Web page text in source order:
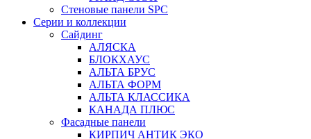
Стеновые панели SPC
Серии и коллекции
Сайдинг
АЛЯСКА
БЛОКХАУС
АЛЬТА БРУС
АЛЬТА ФОРМ
АЛЬТА КЛАССИКА
КАНАДА ПЛЮС
Фасадные панели
КИРПИЧ АНТИК ЭКО